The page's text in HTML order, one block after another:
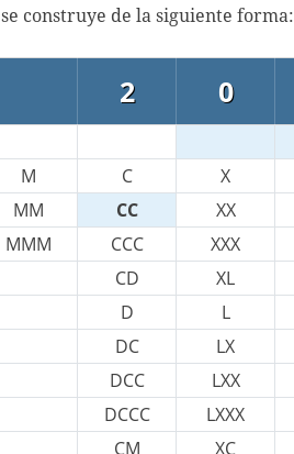
se construye de la siguiente forma:
2 0
M C X
MM CC XX
MMM CCC XXX
CD XL
D L
DC LX
DCC LXX
DCCC LXXX
CM XC